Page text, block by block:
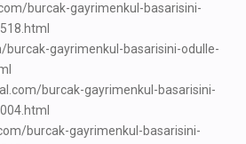
burcak-gayrimenkul-basarisini-
burcak-gayrimenkul-basarisini-odulle-
burcak-gayrimenkul-basarisini-
burcak-gayrimenkul-basarisini-